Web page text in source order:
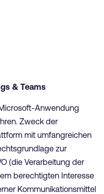
& Teams
Anwendung
Zweck der
mit umfangreichen
zur
(die Verarbeitung der
berechtigten Interesse
Kommunikationsmittel